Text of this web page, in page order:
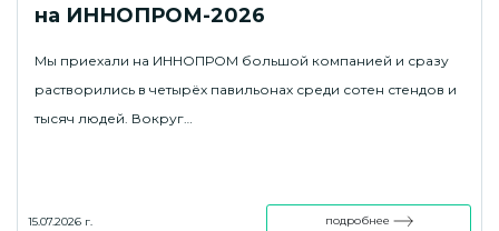
на ИННОПРОМ-2026
Мы приехали на ИННОПРОМ большой компанией и сразу
растворились в четырёх павильонах среди сотен стендов и
тысяч людей. Вокруг…
15.07.2026 г. подробнее